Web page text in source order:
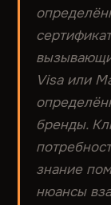
Visa или
бренды.
знание
нюансы